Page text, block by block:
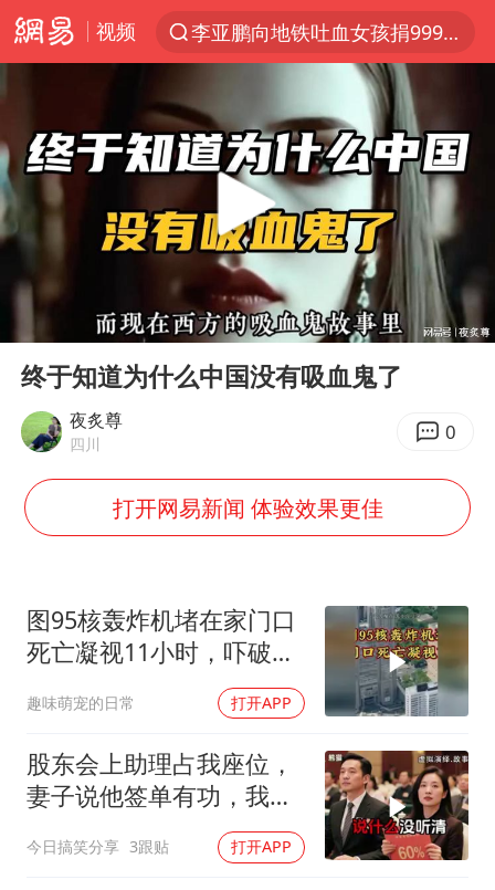
视频
李亚鹏向地铁吐血女孩捐99999元
探寻“技能+”促就业创业新路
周杰伦方辟谣“私生子”传闻
逃犯看演唱会 刚出地铁就被逮住
台风白海豚可能在浙江登陆
因凡蒂诺首次公开道歉
41岁女子为鼓励女儿考上985研究生
38岁山东财大教授刘海明逝世
《Monica》填词人黎彼得去世
A股创业板指低开1.78%
蜜雪冰城员工抽烟收银 门店现已停业
汕头市政府被约谈
嘲讽周星驰无儿女没朋友 李修贤道歉
外交部回应日本将中国列为最大挑战
坚持党全面领导和党中央集中统一领导
Play
终于知道为什么中国没有吸血鬼了
夜炙尊
四川 0
打开网易新闻 体验效果更佳
图95核轰炸机堵在家门口
死亡凝视11小时，吓破胆
趣味萌宠的日常 打开APP
股东会上助理占我座位，
妻子说他签单有功，我抛
售60%股份：董事长也让
给他当
今日搞笑分享 3跟贴 打开APP